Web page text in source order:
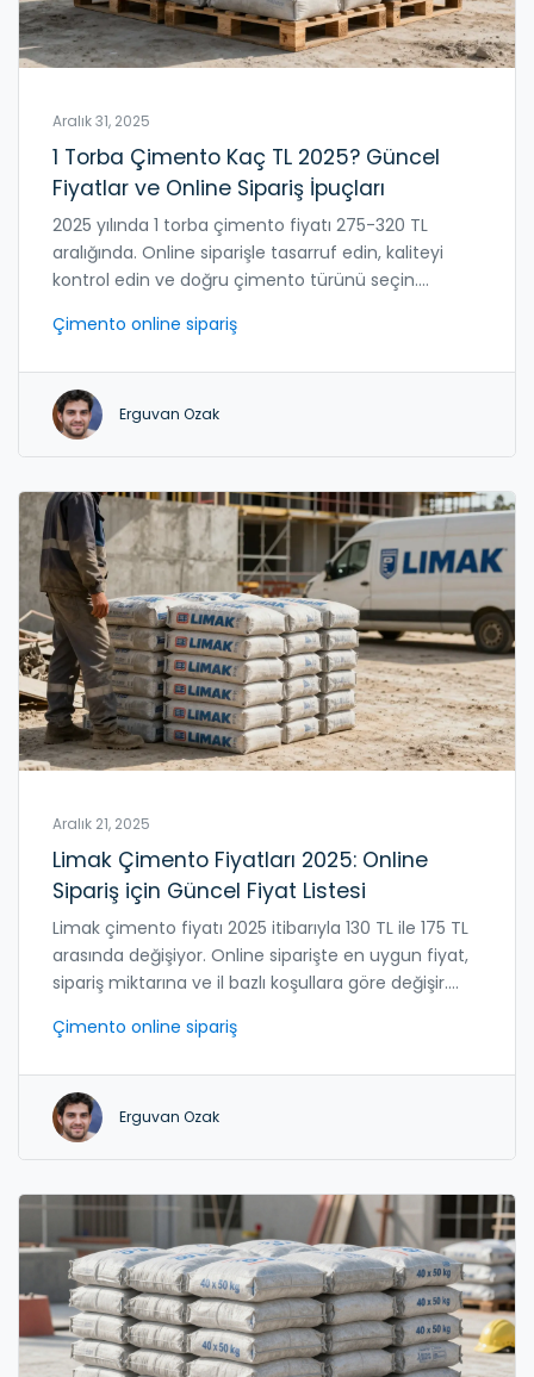
Aralık 31, 2025
1 Torba Çimento Kaç TL 2025? Güncel
Fiyatlar ve Online Sipariş İpuçları
2025 yılında 1 torba çimento fiyatı 275-320 TL
aralığında. Online siparişle tasarruf edin, kaliteyi
kontrol edin ve doğru çimento türünü seçin.
satıcılar.
Çimento online sipariş
Erguvan Ozak
Aralık 21, 2025
Limak Çimento Fiyatları 2025: Online
Sipariş için Güncel Fiyat Listesi
Limak çimento fiyatı 2025 itibarıyla 130 TL ile 175 TL
arasında değişiyor. Online siparişte en uygun fiyat,
sipariş miktarına ve il bazlı koşullara göre değişir.
satın alma ipuçlarını burada bulacaksınız.
Çimento online sipariş
Erguvan Ozak